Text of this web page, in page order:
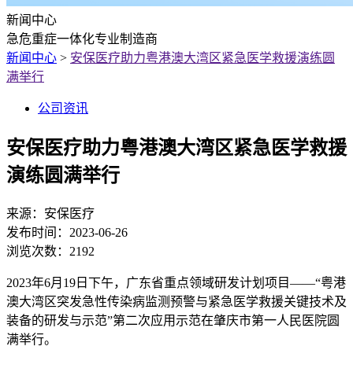
新闻中心
急危重症一体化专业制造商
新闻中心 > 安保医疗助力粤港澳大湾区紧急医学救援演练圆
满举行
公司资讯
安保医疗助力粤港澳大湾区紧急医学救援
演练圆满举行
来源： 安保医疗
发布时间： 2023-06-26
浏览次数： 2192
2023年6月19日下午，广东省重点领域研发计划项目——“粤港
澳大湾区突发急性传染病监测预警与紧急医学救援关键技术及
装备的研发与示范”第二次应用示范在肇庆市第一人民医院圆
满举行。